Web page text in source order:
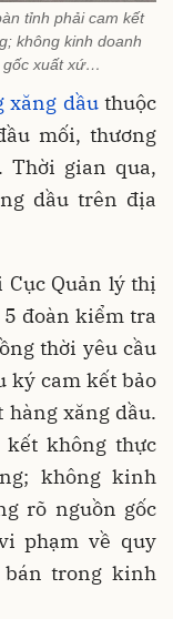
tỉnh phải cam kết
không kinh doanh
gốc xuất xứ…
xăng dầuthuộc
mối, thương
Thời gian qua,
dầu trên địa
Cục Quản lý thị
đoàn kiểm tra
thời yêu cầu
ký cam kết bảo
hàng xăng dầu.
không thực
không kinh
rõ nguồn gốc
phạm về quy
trong kinh